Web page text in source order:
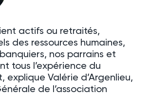
actifs ou retraités,
des ressources humaines,
nos parrains et
tous l’expérience du
explique Valérie d’Argenlieu,
de l’association